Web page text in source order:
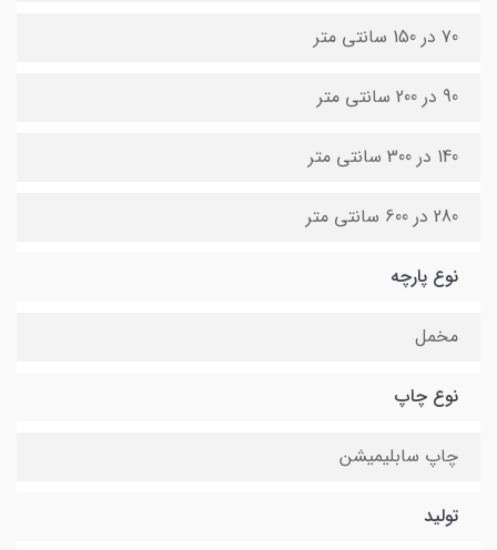
70 در 150 سانتی متر
90 در 200 سانتی متر
140 در 300 سانتی متر
280 در 600 سانتی متر
نوع پارچه
مخمل
نوع چاپ
چاپ سابلیمیشن
تولید